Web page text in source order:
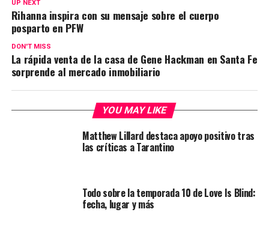
UP NEXT
Rihanna inspira con su mensaje sobre el cuerpo
posparto en PFW
DON'T MISS
La rápida venta de la casa de Gene Hackman en Santa Fe
sorprende al mercado inmobiliario
YOU MAY LIKE
Matthew Lillard destaca apoyo positivo tras
las críticas a Tarantino
Todo sobre la temporada 10 de Love Is Blind:
fecha, lugar y más